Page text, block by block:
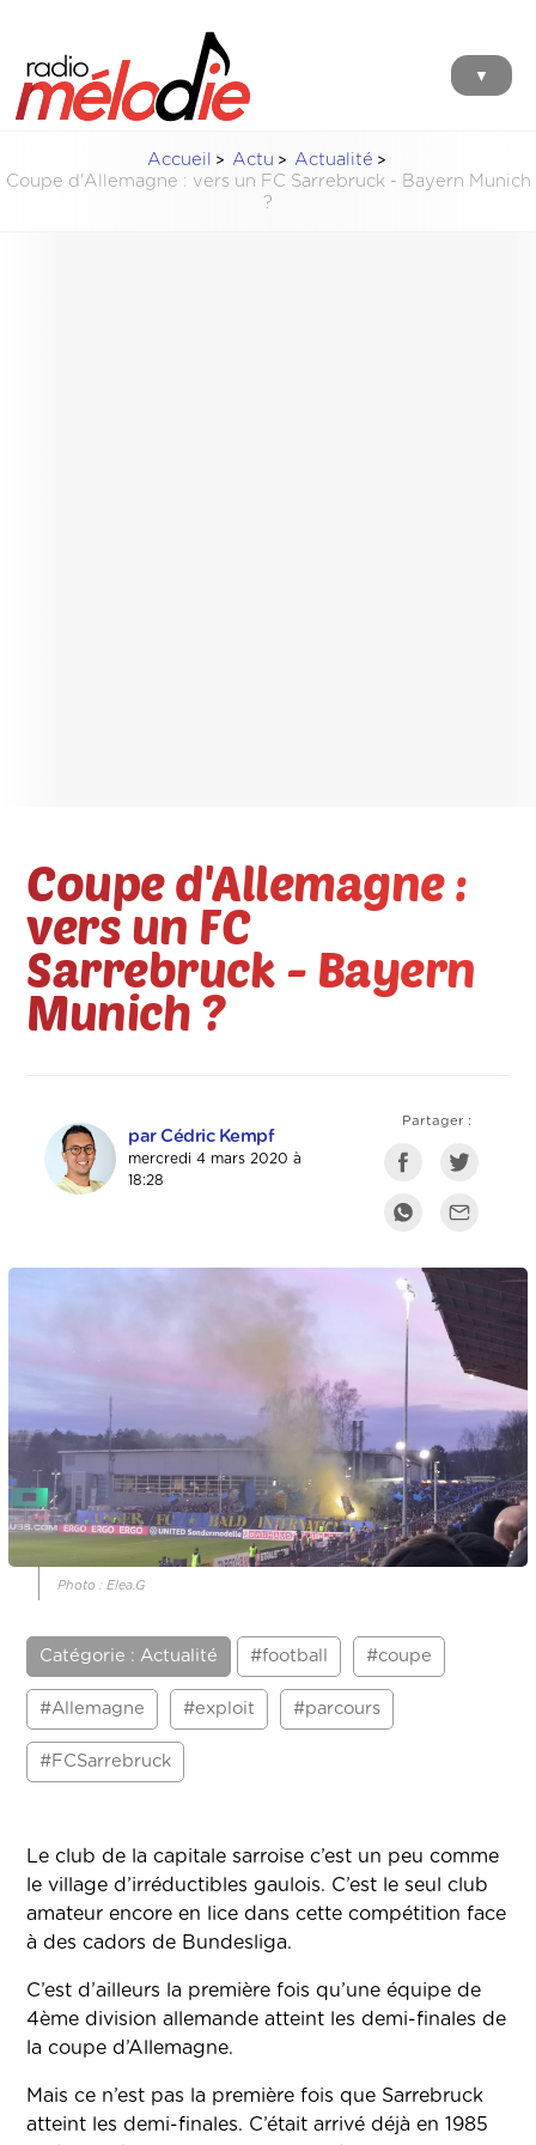
▼
Accueil Actu
Actualité
Coupe d'Allemagne : vers un FC Sarrebruck - Bayern Munich
?
Coupe d'Allemagne :
vers un FC
Sarrebruck - Bayern
Munich ?
par Cédric Kempf
mercredi 4 mars 2020 à
18:28
Partager :
Photo : Elea.G
Catégorie : Actualité #football #coupe
#Allemagne #exploit #parcours
#FCSarrebruck
Le club de la capitale sarroise c’est un peu comme
le village d’irréductibles gaulois. C’est le seul club
amateur encore en lice dans cette compétition face
à des cadors de Bundesliga.
C’est d’ailleurs la première fois qu’une équipe de
4ème division allemande atteint les demi-finales de
la coupe d’Allemagne.
Mais ce n’est pas la première fois que Sarrebruck
atteint les demi-finales. C’était arrivé déjà en 1985